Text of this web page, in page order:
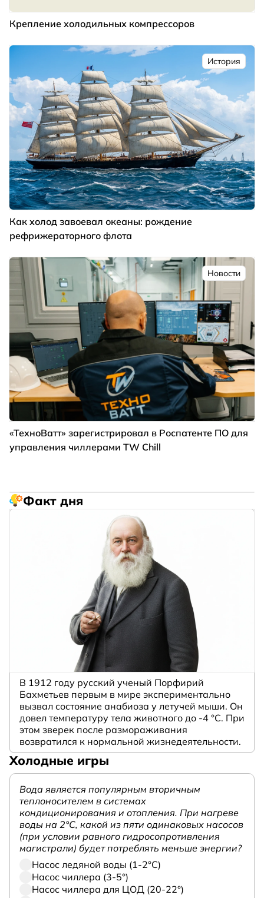
Крепление холодильных компрессоров
История
Как холод завоевал океаны: рождение
рефрижераторного флота
Новости
«ТехноВатт» зарегистрировал в Роспатенте ПО для
управления чиллерами TW Chill
Факт дня
В 1912 году русский ученый Порфирий
Бахметьев первым в мире экспериментально
вызвал состояние анабиоза у летучей мыши. Он
довел температуру тела животного до -4 °C. При
этом зверек после размораживания
возвратился к нормальной жизнедеятельности.
Холодные игры
Вода является популярным вторичным
теплоносителем в системах
кондиционирования и отопления. При нагреве
воды на 2°С, какой из пяти одинаковых насосов
(при условии равного гидросопротивления
магистрали) будет потреблять меньше энергии?
Насос ледяной воды (1-2°С)
Насос чиллера (3-5°)
Насос чиллера для ЦОД (20-22°)